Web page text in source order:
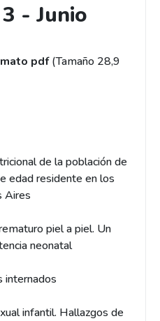
- Junio
pdf(Tamaño 28,9
de la población de
edad residente en los
Aires
piel a piel. Un
neonatal
internados
infantil. Hallazgos de